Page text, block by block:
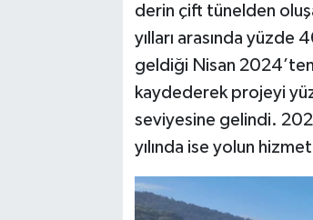
derin çift tünelden
yılları arasında yüzde
geldiği Nisan
kaydederek projeyi
seviyesine gelindi.
yılında ise yolun